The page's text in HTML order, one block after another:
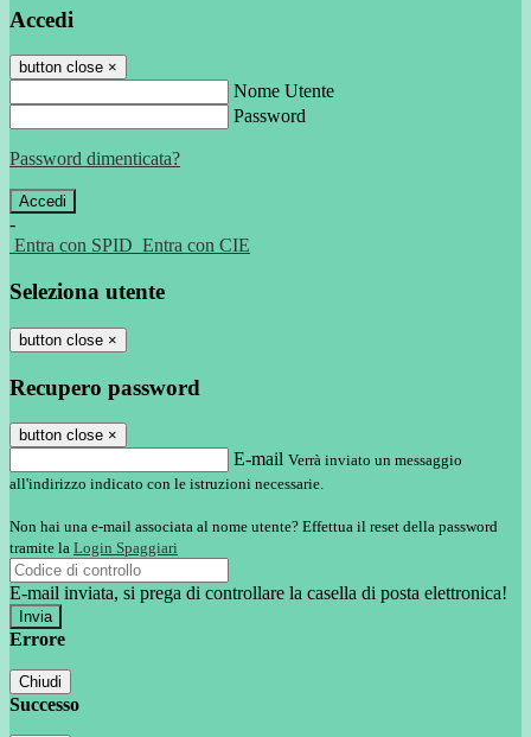
Accedi
button close ×
Nome Utente
Password
Password dimenticata?
-
Entra con SPID Entra con CIE
Seleziona utente
button close ×
Recupero password
button close ×
E-mail Verrà inviato un messaggio
all'indirizzo indicato con le istruzioni necessarie.
Non hai una e-mail associata al nome utente? Effettua il reset della password
tramite la Login Spaggiari
E-mail inviata, si prega di controllare la casella di posta elettronica!
Errore
Chiudi
Successo